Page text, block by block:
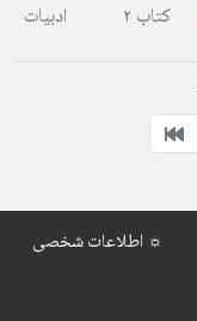
کتاب ۲ ادبیات
اطلاعات شخصی ☼